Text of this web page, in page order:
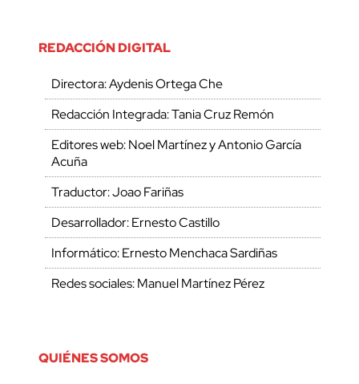
REDACCIÓN DIGITAL
Directora: Aydenis Ortega Che
Redacción Integrada: Tania Cruz Remón
Editores web: Noel Martínez y Antonio García
Acuña
Traductor: Joao Fariñas
Desarrollador: Ernesto Castillo
Informático: Ernesto Menchaca Sardiñas
Redes sociales: Manuel Martínez Pérez
QUIÉNES SOMOS